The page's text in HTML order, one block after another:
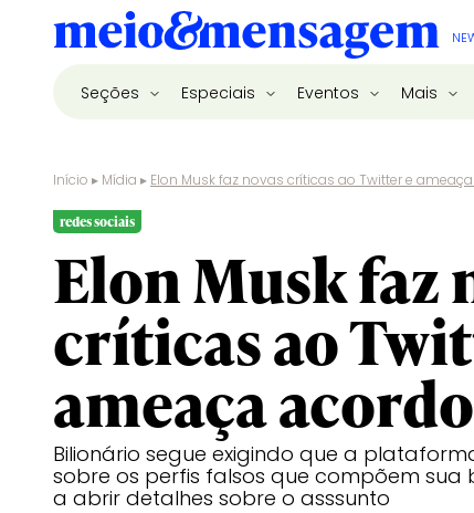
Seções Especiais Eventos Mais
Início ▸ Mídia ▸ Elon Musk faz novas críticas ao Twitter e
redes sociais
Elon Musk faz
críticas ao
ameaça acordo
Bilionário segue exigindo que a
sobre os perfis falsos que compõem sua
a abrir detalhes sobre o asssunto